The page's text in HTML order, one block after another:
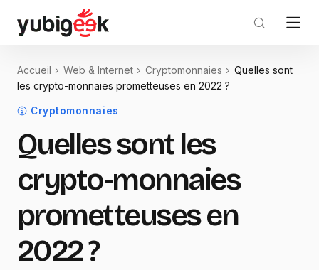
Accueil Web & Internet Cryptomonnaies
Quelles sont
les crypto-monnaies prometteuses en 2022 ?
Cryptomonnaies
Quelles sont les
crypto-monnaies
prometteuses en
2022 ?